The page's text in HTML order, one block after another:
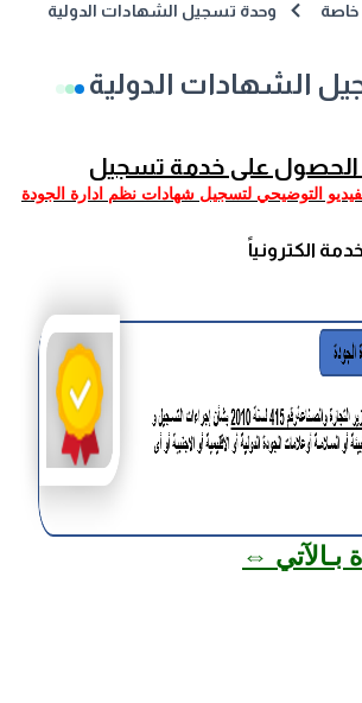
وحدة تسجيل الشهادات الدولية
الشهادات الدولية
على خدمة تسجيل
التوضيحي لتسجيل شهادات نظم ادارة الجودة
الكترونياً
بـالآتي ⇔